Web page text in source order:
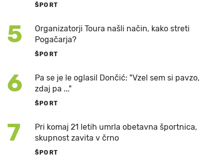
ŠPORT
5
Organizatorji Toura našli način, kako streti
Pogačarja?
ŠPORT
6
Pa se je le oglasil Dončić: "Vzel sem si pavzo,
zdaj pa ..."
ŠPORT
7
Pri komaj 21 letih umrla obetavna športnica,
skupnost zavita v črno
ŠPORT